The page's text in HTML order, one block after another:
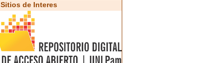
Sitios de Interes